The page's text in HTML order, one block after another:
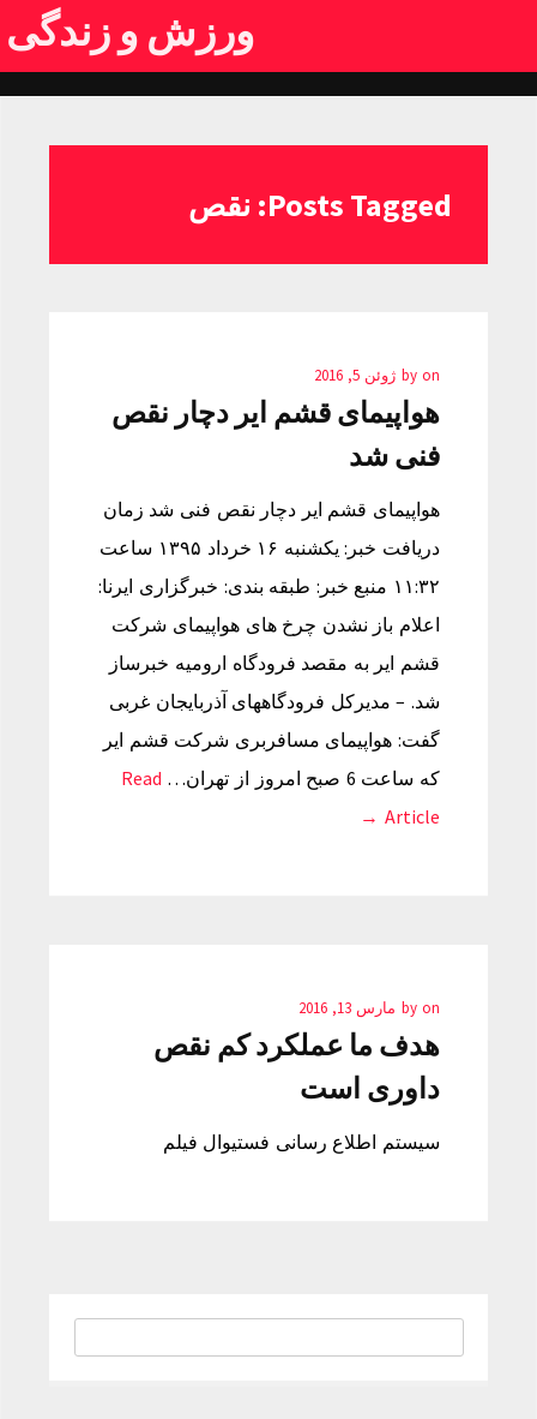
ورزش و زندگی
Posts Tagged: نقص
by on ژوئن 5, 2016
هواپیمای قشم ایر دچار نقص
فنی شد
هواپیمای قشم ایر دچار نقص فنی شد زمان
دریافت خبر: یکشنبه ۱۶ خرداد ۱۳۹۵ ساعت
۱۱:۳۲ منبع خبر: طبقه بندی: خبرگزاری ایرنا:
اعلام باز نشدن چرخ های هواپیمای شرکت
قشم ایر به مقصد فرودگاه ارومیه خبرساز
شد. – مدیرکل فرودگاههای آذربایجان غربی
گفت: هواپیمای مسافربری شرکت قشم ایر
که ساعت 6 صبح امروز از تهران…
Read
Article →
by on مارس 13, 2016
هدف ما عملکرد کم نقص
داوری است
سیستم اطلاع رسانی فستیوال فیلم